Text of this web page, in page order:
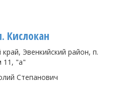
Кислокан
Эвенкийский район, п.
11, "а"
Степанович